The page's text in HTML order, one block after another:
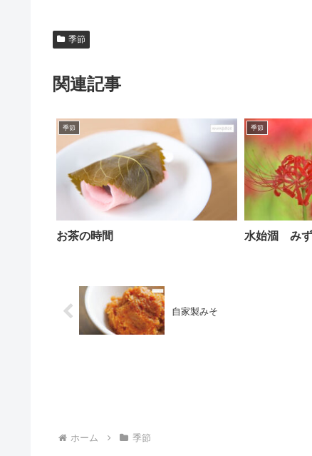
季節
関連記事
季節
お茶の時間
季節
水始涸 みず
自家製みそ
ホーム 季節